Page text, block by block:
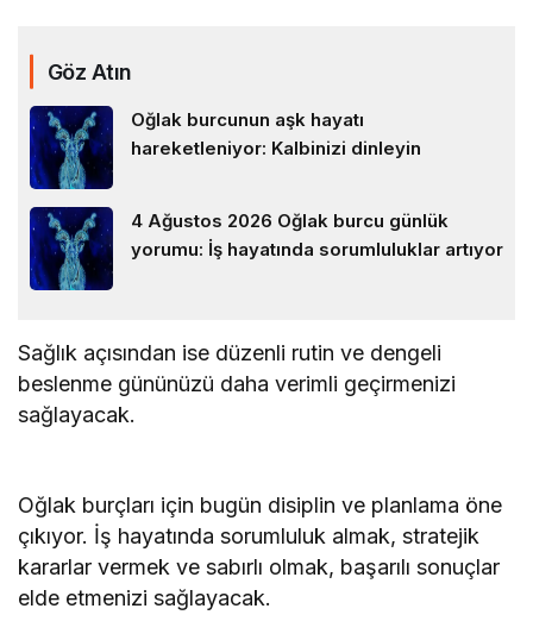
Göz Atın
Oğlak burcunun aşk hayatı
hareketleniyor: Kalbinizi dinleyin
4 Ağustos 2026 Oğlak burcu günlük
yorumu: İş hayatında sorumluluklar artıyor
Sağlık açısından ise düzenli rutin ve dengeli
beslenme gününüzü daha verimli geçirmenizi
sağlayacak.
Oğlak burçları için bugün disiplin ve planlama öne
çıkıyor. İş hayatında sorumluluk almak, stratejik
kararlar vermek ve sabırlı olmak, başarılı sonuçlar
elde etmenizi sağlayacak.